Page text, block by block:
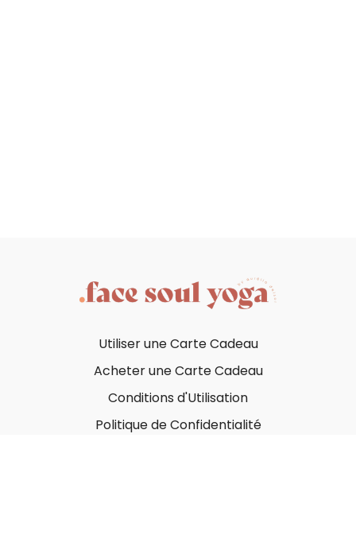
Utiliser une Carte Cadeau
Acheter une Carte Cadeau
Conditions d'Utilisation
Politique de Confidentialité